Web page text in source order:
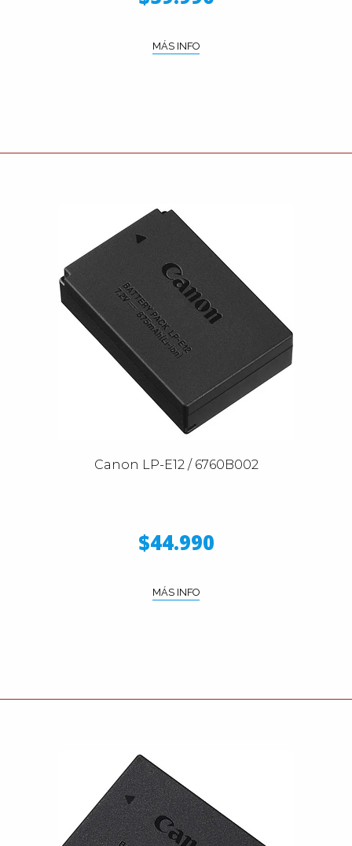
MÁS INFO
Canon LP-E12 / 6760B002
$44.990
MÁS INFO